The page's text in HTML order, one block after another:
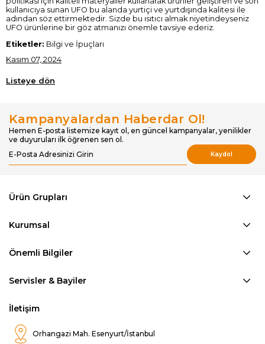
kullanıcıya sunan UFO bu alanda yurtiçi ve yurtdışında kalitesi ile
adından söz ettirmektedir. Sizde bu ısıtıcı almak niyetindeyseniz
UFO ürünlerine bir göz atmanızı önemle tavsiye ederiz.
Etiketler: Bilgi ve İpuçları
Kasım 07, 2024
Listeye dön
Kampanyalardan Haberdar Ol!
Hemen E-posta listemize kayıt ol, en güncel kampanyalar, yenilikler
ve duyuruları ilk öğrenen sen ol.
Kaydol
Ürün Grupları
Kurumsal
Önemli Bilgiler
Servisler & Bayiler
İletişim
Orhangazi Mah. Esenyurt/İstanbul